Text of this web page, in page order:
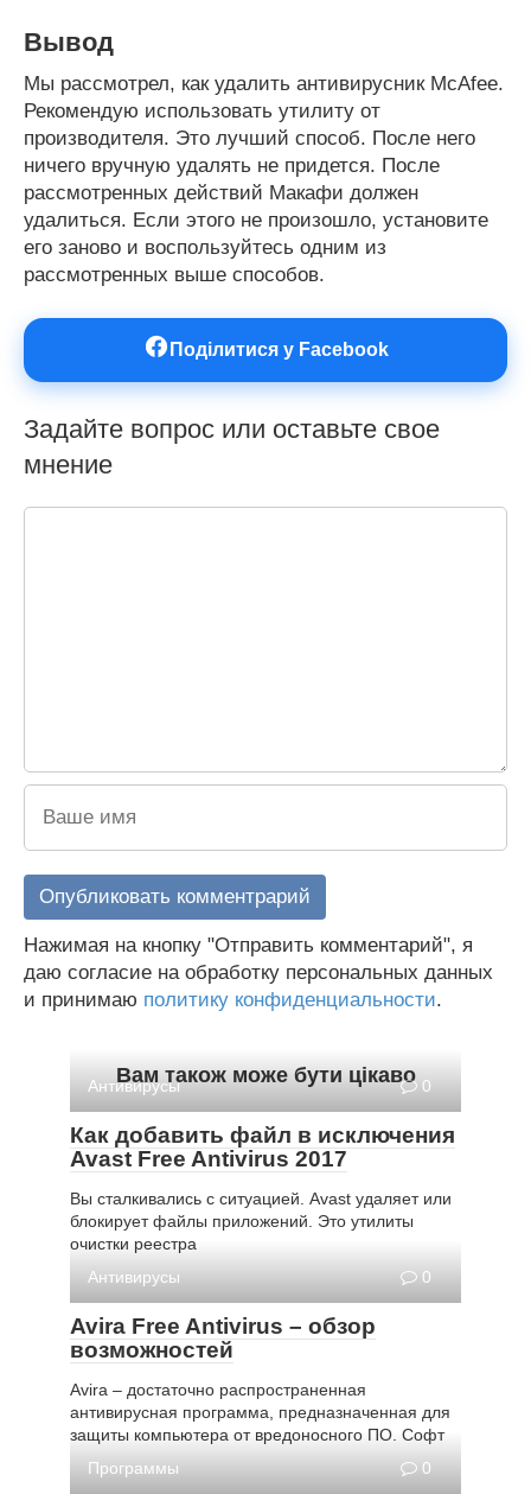
Вывод
Мы рассмотрел, как удалить антивирусник McAfee.
Рекомендую использовать утилиту от
производителя. Это лучший способ. После него
ничего вручную удалять не придется. После
рассмотренных действий Макафи должен
удалиться. Если этого не произошло, установите
его заново и воспользуйтесь одним из
рассмотренных выше способов.
Поділитися у Facebook
Задайте вопрос или оставьте свое
мнение
Нажимая на кнопку "Отправить комментарий", я
даю согласие на обработку персональных данных
и принимаю политику конфиденциальности.
Вам також може бути цікаво
Антивирусы 0
Как добавить файл в исключения
Avast Free Antivirus 2017
Вы сталкивались с ситуацией. Avast удаляет или
блокирует файлы приложений. Это утилиты
очистки реестра
Антивирусы
0
Avira Free Antivirus – обзор
возможностей
Avira – достаточно распространенная
антивирусная программа, предназначенная для
защиты компьютера от вредоносного ПО. Софт
Программы
0